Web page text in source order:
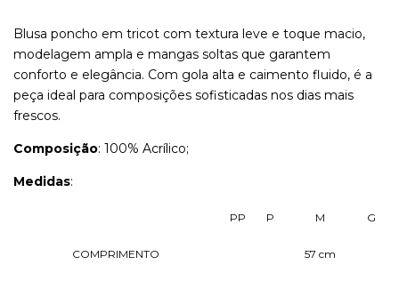
Blusa poncho em tricot com textura leve e toque macio,
modelagem ampla e mangas soltas que garantem
conforto e elegância. Com gola alta e caimento fluido, é a
peça ideal para composições sofisticadas nos dias mais
frescos.
Composição: 100% Acrílico;
Medidas:
PP P M G
COMPRIMENTO 57 cm